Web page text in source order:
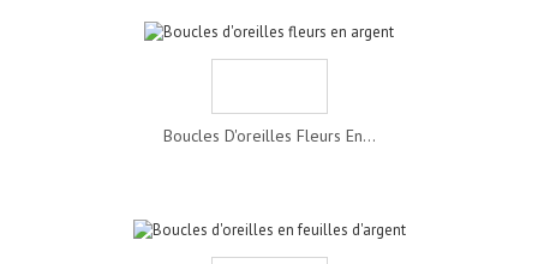
Boucles D'oreilles Fleurs En...